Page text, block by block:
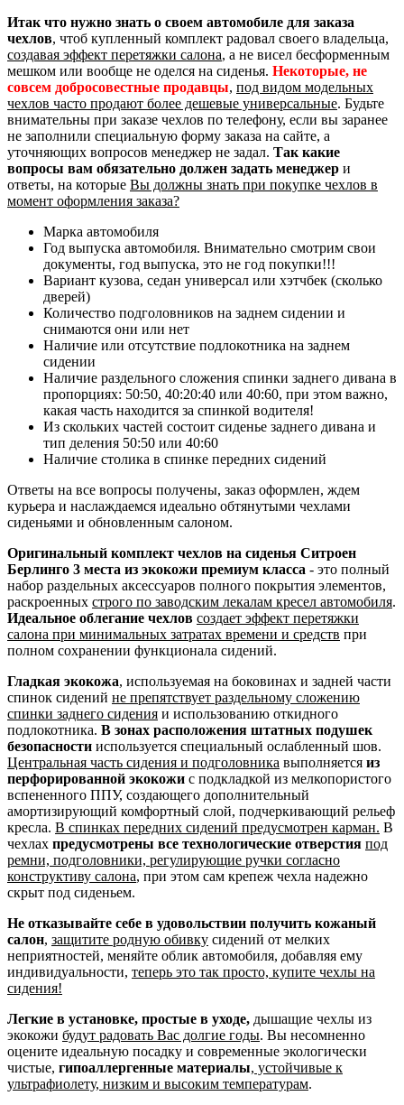
Итак что нужно знать о своем автомобиле для заказа
чехлов, чтоб купленный комплект радовал своего владельца,
создавая эффект перетяжки салона, а не висел бесформенным
мешком или вообще не оделся на сиденья. Некоторые, не
совсем добросовестные продавцы, под видом модельных
чехлов часто продают более дешевые универсальные. Будьте
внимательны при заказе чехлов по телефону, если вы заранее
не заполнили специальную форму заказа на сайте, а
уточняющих вопросов менеджер не задал. Так какие
вопросы вам обязательно должен задать менеджер и
ответы, на которые Вы должны знать при покупке чехлов в
момент оформления заказа?
Марка автомобиля
Год выпуска автомобиля. Внимательно смотрим свои
документы, год выпуска, это не год покупки!!!
Вариант кузова, седан универсал или хэтчбек (сколько
дверей)
Количество подголовников на заднем сидении и
снимаются они или нет
Наличие или отсутствие подлокотника на заднем
сидении
Наличие раздельного сложения спинки заднего дивана в
пропорциях: 50:50, 40:20:40 или 40:60, при этом важно,
какая часть находится за спинкой водителя!
Из скольких частей состоит сиденье заднего дивана и
тип деления 50:50 или 40:60
Наличие столика в спинке передних сидений
Ответы на все вопросы получены, заказ оформлен, ждем
курьера и наслаждаемся идеально обтянутыми чехлами
сиденьями и обновленным салоном.
Оригинальный комплект чехлов на сиденья Ситроен
Берлинго 3 места из экокожи премиум класса - это полный
набор раздельных аксессуаров полного покрытия элементов,
раскроенных строго по заводским лекалам кресел автомобиля.
Идеальное облегание чехлов создает эффект перетяжки
салона при минимальных затратах времени и средств при
полном сохранении функционала сидений.
Гладкая экокожа, используемая на боковинах и задней части
спинок сидений не препятствует раздельному сложению
спинки заднего сидения и использованию откидного
подлокотника. В зонах расположения штатных подушек
безопасности используется специальный ослабленный шов.
Центральная часть сидения и подголовника выполняется из
перфорированной экокожи с подкладкой из мелкопористого
вспененного ППУ, создающего дополнительный
амортизирующий комфортный слой, подчеркивающий рельеф
кресла. В спинках передних сидений предусмотрен карман. В
чехлах предусмотрены все технологические отверстия под
ремни, подголовники, регулирующие ручки согласно
конструктиву салона, при этом сам крепеж чехла надежно
скрыт под сиденьем.
Не отказывайте себе в удовольствии получить кожаный
салон, защитите родную обивку сидений от мелких
неприятностей, меняйте облик автомобиля, добавляя ему
индивидуальности, теперь это так просто, купите чехлы на
сидения!
Легкие в установке, простые в уходе, дышащие чехлы из
экокожи будут радовать Вас долгие годы. Вы несомненно
оцените идеальную посадку и современные экологически
чистые, гипоаллергенные материалы, устойчивые к
ультрафиолету, низким и высоким температурам.